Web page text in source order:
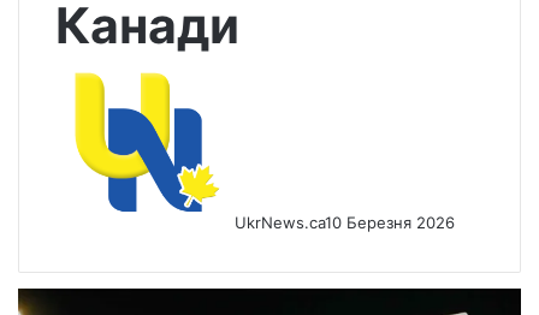
Канади
UkrNews.ca10 Березня 2026